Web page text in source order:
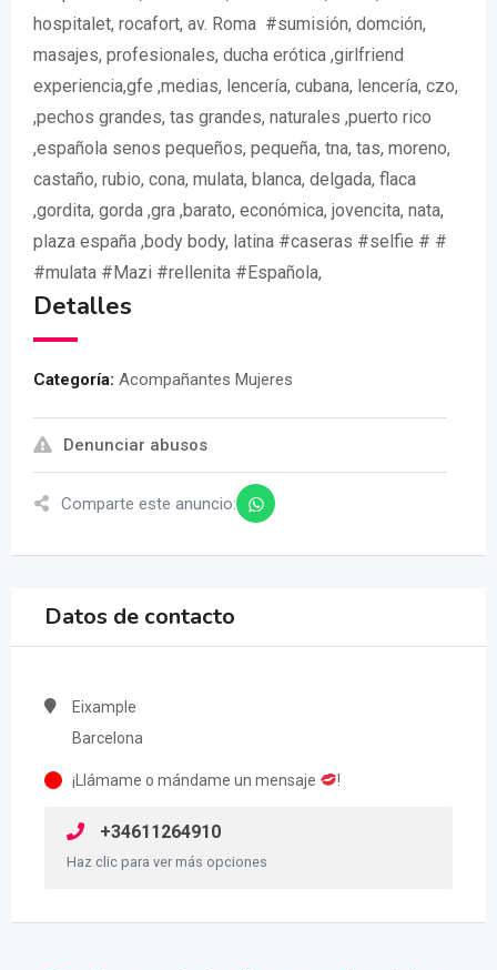
hospitalet, rocafort, av. Roma #sumisión, domción,
masajes, profesionales, ducha erótica ,girlfriend
experiencia,gfe ,medias, lencería, cubana, lencería, czo,
,pechos grandes, tas grandes, naturales ,puerto rico
,española senos pequeños, pequeña, tna, tas, moreno,
castaño, rubio, cona, mulata, blanca, delgada, flaca
,gordita, gorda ,gra ,barato, económica, jovencita, nata,
plaza españa ,body body, latina #caseras #selfie # #
#mulata #Mazi #rellenita #Española,
Detalles
Categoría: Acompañantes Mujeres
Denunciar abusos
Comparte este anuncio:
Datos de contacto
Eixample
Barcelona
¡Llámame o mándame un mensaje !
+34611264910
Haz clic para ver más opciones